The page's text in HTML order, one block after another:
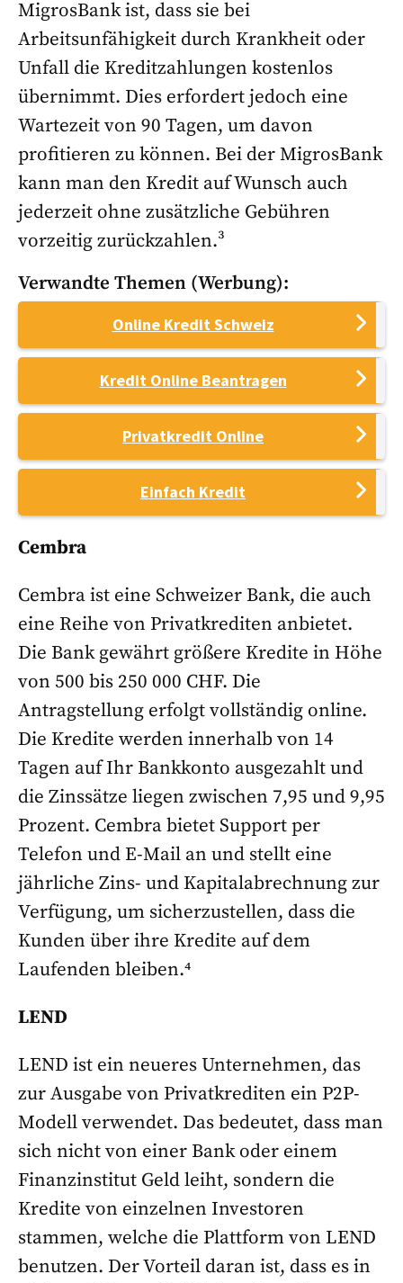
MigrosBank ist, dass sie bei
Arbeitsunfähigkeit durch Krankheit oder
Unfall die Kreditzahlungen kostenlos
übernimmt. Dies erfordert jedoch eine
Wartezeit von 90 Tagen, um davon
profitieren zu können. Bei der MigrosBank
kann man den Kredit auf Wunsch auch
jederzeit ohne zusätzliche Gebühren
vorzeitig zurückzahlen.³
Verwandte Themen (Werbung):
Online Kredit Schweiz
Kredit Online Beantragen
Privatkredit Online
Einfach Kredit
Cembra
Cembra ist eine Schweizer Bank, die auch
eine Reihe von Privatkrediten anbietet.
Die Bank gewährt größere Kredite in Höhe
von 500 bis 250 000 CHF. Die
Antragstellung erfolgt vollständig online.
Die Kredite werden innerhalb von 14
Tagen auf Ihr Bankkonto ausgezahlt und
die Zinssätze liegen zwischen 7,95 und 9,95
Prozent. Cembra bietet Support per
Telefon und E-Mail an und stellt eine
jährliche Zins- und Kapitalabrechnung zur
Verfügung, um sicherzustellen, dass die
Kunden über ihre Kredite auf dem
Laufenden bleiben.⁴
LEND
LEND ist ein neueres Unternehmen, das
zur Ausgabe von Privatkrediten ein P2P-
Modell verwendet. Das bedeutet, dass man
sich nicht von einer Bank oder einem
Finanzinstitut Geld leiht, sondern die
Kredite von einzelnen Investoren
stammen, welche die Plattform von LEND
benutzen. Der Vorteil daran ist, dass es in